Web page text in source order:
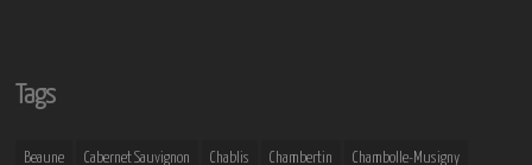
Tags
Beaune Cabernet Sauvignon Chablis Chambertin Chambolle-Musigny